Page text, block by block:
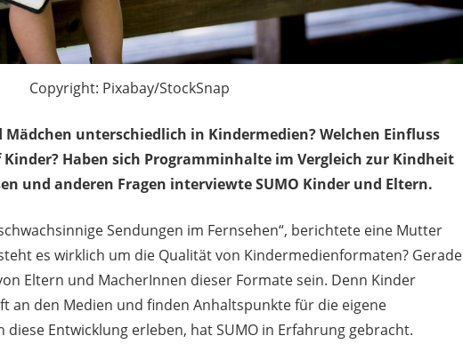
Copyright: Pixabay/StockSnap
unterschiedlich in Kindermedien? Welchen Einfluss
Haben sich Programminhalte im Vergleich zur Kindheit
und anderen Fragen interviewte SUMO Kinder und Eltern.
Sendungen im Fernsehen“, berichtete eine Mutter
es wirklich um die Qualität von Kindermedienformaten? Gerade
Eltern und MacherInnen dieser Formate sein. Denn Kinder
an den Medien und finden Anhaltspunkte für die eigene
diese Entwicklung erleben, hat SUMO in Erfahrung gebracht.